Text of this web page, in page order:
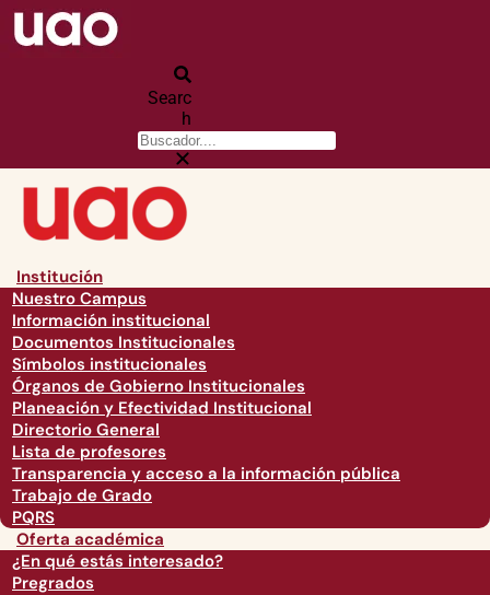
Searc
h
Institución
Nuestro Campus
Información institucional
Documentos Institucionales
Símbolos institucionales
Órganos de Gobierno Institucionales
Planeación y Efectividad Institucional
Directorio General
Lista de profesores
Transparencia y acceso a la información pública
Trabajo de Grado
PQRS
Oferta académica
¿En qué estás interesado?
Pregrados